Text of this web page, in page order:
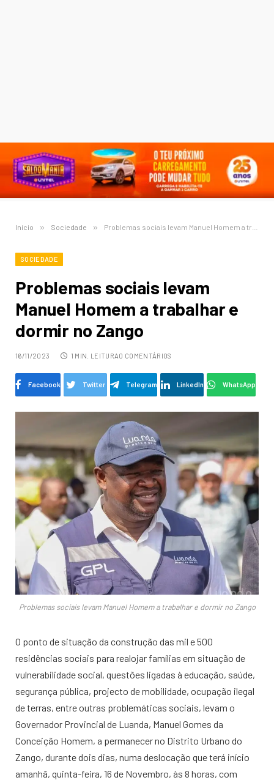
Início » Sociedade » Problemas sociais levam Manuel Homem a trabalhar e dormir no Zango
SOCIEDADE
Problemas sociais levam
Manuel Homem a trabalhar e
dormir no Zango
16/11/2023 1 MIN. LEITURA0 COMENTÁRIOS
Facebook Twitter Telegram LinkedIn WhatsApp
Problemas sociais levam Manuel Homem a trabalhar e dormir no Zango
O ponto de situação da construção das mil e 500
residências sociais para realojar famílias em situação de
vulnerabilidade social, questões ligadas à educação, saúde,
segurança pública, projecto de mobilidade, ocupação ilegal
de terras, entre outras problemáticas sociais, levam o
Governador Provincial de Luanda, Manuel Gomes da
Conceição Homem, a permanecer no Distrito Urbano do
Zango, durante dois dias, numa deslocação que terá início
amanhã, quinta-feira, 16 de Novembro, às 8 horas, com